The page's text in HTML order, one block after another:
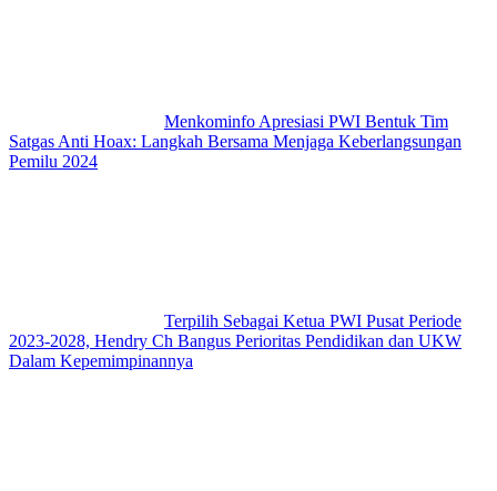
Menkominfo Apresiasi PWI Bentuk Tim
Satgas Anti Hoax: Langkah Bersama Menjaga Keberlangsungan
Pemilu 2024
Terpilih Sebagai Ketua PWI Pusat Periode
2023-2028, Hendry Ch Bangus Perioritas Pendidikan dan UKW
Dalam Kepemimpinannya